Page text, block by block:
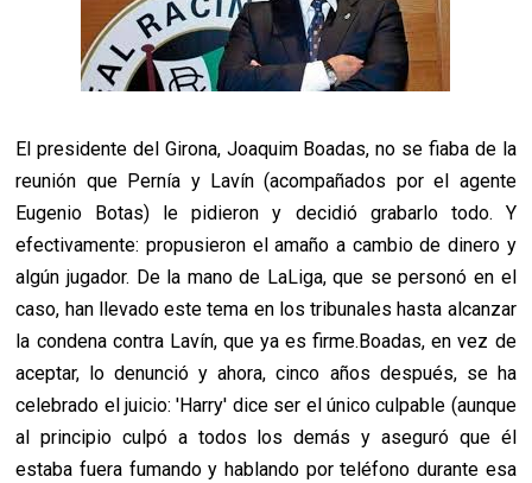
El presidente del Girona, Joaquim Boadas, no se fiaba de la
reunión que Pernía y Lavín (acompañados por el agente
Eugenio Botas) le pidieron y decidió grabarlo todo. Y
efectivamente: propusieron el amaño a cambio de dinero y
algún jugador. De la mano de LaLiga, que se personó en el
caso, han llevado este tema en los tribunales hasta alcanzar
la condena contra Lavín, que ya es firme.Boadas, en vez de
aceptar, lo denunció y ahora, cinco años después, se ha
celebrado el juicio: 'Harry' dice ser el único culpable (aunque
al principio culpó a todos los demás y aseguró que él
estaba fuera fumando y hablando por teléfono durante esa